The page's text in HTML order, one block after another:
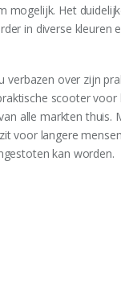
mogelijk. Het
in diverse kleuren
verbazen over zijn
scooter
alle markten
voor langere
kan worden.